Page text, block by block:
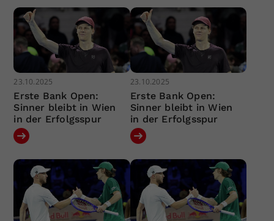
23.10.2025
Erste Bank Open:
Sinner bleibt in Wien
in der Erfolgsspur
23.10.2025
Erste Bank Open:
Sinner bleibt in Wien
in der Erfolgsspur